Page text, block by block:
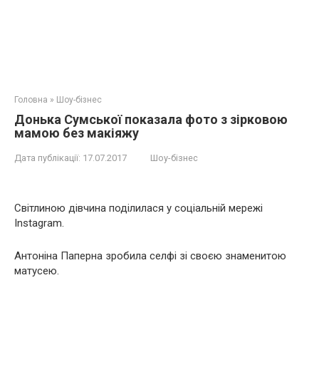
Головна » Шоу-бізнес
Донька Сумської показала фото з зірковою
мамою без макіяжу
Дата публікації: 17.07.2017 Шоу-бізнес
Світлиною дівчина поділилася у соціальній мережі
Instagram.
Антоніна Паперна зробила селфі зі своєю знаменитою
матусею.